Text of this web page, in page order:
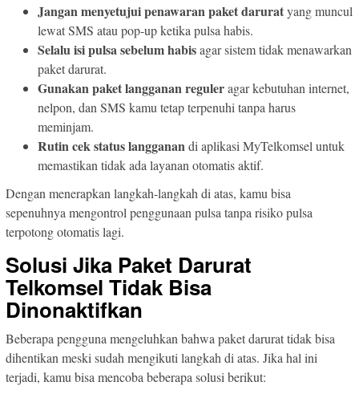
Jangan menyetujui penawaran paket daruratyang muncul
lewat SMS atau pop-up ketika pulsa habis.
Selalu isi pulsa sebelum habisagar sistem tidak menawarkan
paket darurat.
Gunakan paket langganan reguleragar kebutuhan internet,
nelpon, dan SMS kamu tetap terpenuhi tanpa harus
meminjam.
Rutin cek status langganandi aplikasi MyTelkomsel untuk
memastikan tidak ada layanan otomatis aktif.
Dengan menerapkan langkah-langkah di atas, kamu bisa
sepenuhnya mengontrol penggunaan pulsa tanpa risiko pulsa
terpotong otomatis lagi.
Solusi Jika Paket Darurat
Telkomsel Tidak Bisa
Dinonaktifkan
Beberapa pengguna mengeluhkan bahwa paket darurat tidak bisa
dihentikan meski sudah mengikuti langkah di atas. Jika hal ini
terjadi, kamu bisa mencoba beberapa solusi berikut: